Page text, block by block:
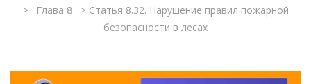
> Глава 8 >Статья 8.32. Нарушение правил пожарной
безопасности в лесах